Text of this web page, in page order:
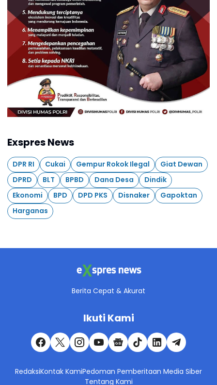
Exspres News
DPR RI Cukai Gempur Rokok Ilegal
Giat Dewan
DPRD
BLT BPBD Dana Desa
Dindik
Ekonomi
BPD DPD PKS Disnaker
Gapoktan
Harganas
Berita Cepat & Akurat
Ikuti Kami
RedaksiKontak KamiPedoman Pemberitaan Media Siber
Tentang Kami